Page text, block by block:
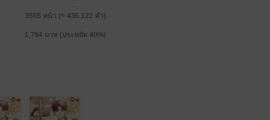
3565 หน้า (≈ 436,122 คำ)
1,794 บาท (ประหยัด 40%)